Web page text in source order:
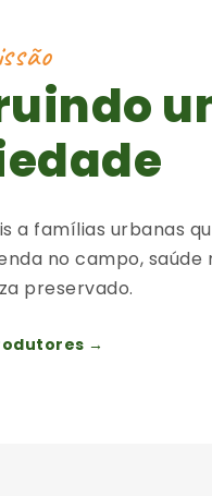
a famílias urbanas
no campo, saúde
preservado.
→